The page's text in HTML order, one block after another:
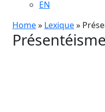
EN
Home» Lexique»
Présentéisme